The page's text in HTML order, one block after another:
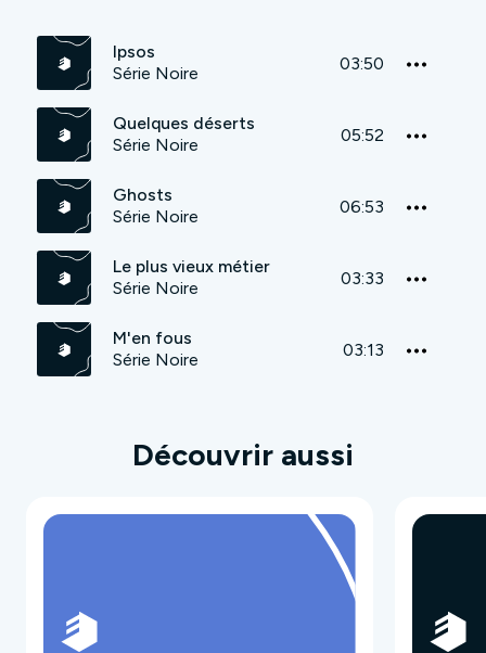
Ipsos
Série Noire
03:50
Quelques déserts
Série Noire
05:52
Ghosts
Série Noire
06:53
Le plus vieux métier
Série Noire
03:33
M'en fous
Série Noire
03:13
Découvrir aussi